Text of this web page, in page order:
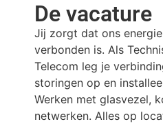
De vacature
Jij zorgt dat ons
verbonden is. Als
Telecom leg je
storingen op en
Werken met glasvezel,
netwerken. Alles op